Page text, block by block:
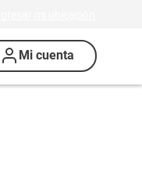
Mi cuenta